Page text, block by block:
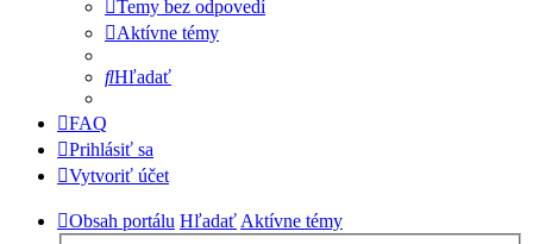
Temy bez odpovedí
Aktívne témy
Hľadať
FAQ
Prihlásiť sa
Vytvoriť účet
Obsah portálu HľadaťAktívne témy